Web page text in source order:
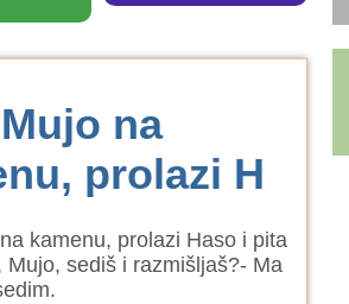
na
prolazi H
kamenu, prolazi Haso i pita
Mujo, sediš i razmišljaš?- Ma